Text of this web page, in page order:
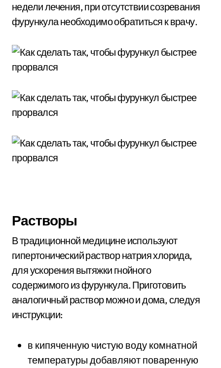
недели лечения, при отсутствии созревания
фурункула необходимо обратиться к врачу.
Растворы
В традиционной медицине используют
гипертонический раствор натрия хлорида,
для ускорения вытяжки гнойного
содержимого из фурункула. Приготовить
аналогичный раствор можно и дома, следуя
инструкции:
в кипяченную чистую воду комнатной
температуры добавляют поваренную